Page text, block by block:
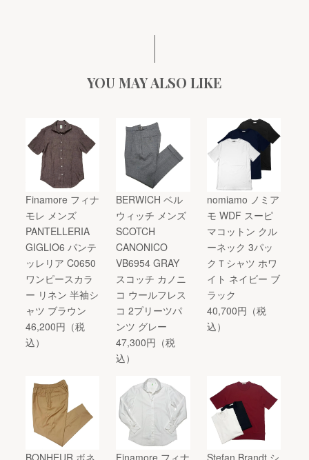
YOU MAY ALSO LIKE
Finamore フィナ
モレ メンズ
PANTELLERIA
GIGLIO6 パンテ
ッレリア C0650
ワンピースカラ
ー リネン 半袖シ
ャツ ブラウン
46,200円（税
込）
BERWICH ベル
ウィッチ メンズ
SCOTCH
CANONICO
VB6954 GRAY
スコッチ カノニ
コ ウールフレス
コ 2プリーツパ
ンツ グレー
47,300円（税
込）
nomiamo ノミア
モ WDF スーピ
マコットン クル
ーネック 3パッ
クＴシャツ ホワ
イト ネイビー ブ
ラック
40,700円（税
込）